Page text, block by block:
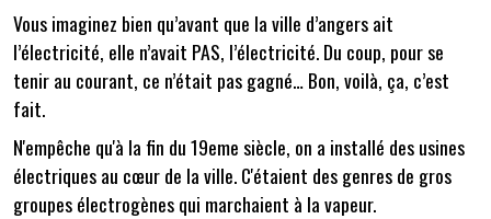
Vous imaginez bien qu’avant que la ville d’angers ait
l’électricité, elle n’avait PAS, l’électricité. Du coup, pour se
tenir au courant, ce n’était pas gagné… Bon, voilà, ça, c’est
fait.
N'empêche qu'à la fin du 19eme siècle, on a installé des usines
électriques au cœur de la ville. C'étaient des genres de gros
groupes électrogènes qui marchaient à la vapeur.